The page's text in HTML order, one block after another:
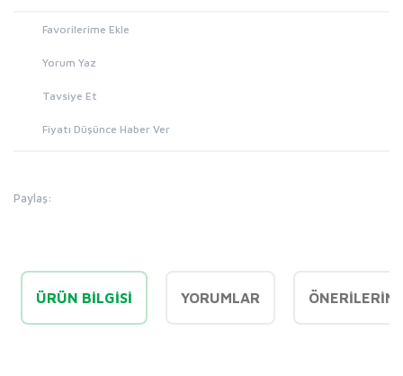
Yorum Yaz
Tavsiye Et
Fiyatı Düşünce Haber Ver
Paylaş:
ÜRÜN BILGISI YORUMLAR